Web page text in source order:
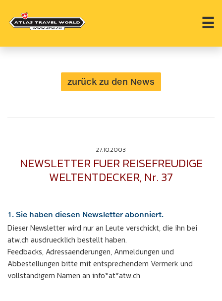
☰
zurück zu den News
27.10.2003
NEWSLETTER FUER REISEFREUDIGE
WELTENTDECKER, Nr. 37
1. Sie haben diesen Newsletter abonniert.
Dieser Newsletter wird nur an Leute verschickt, die ihn bei
atw.ch ausdruecklich bestellt haben.
Feedbacks, Adressaenderungen, Anmeldungen und
Abbestellungen bitte mit entsprechendem Vermerk und
vollständigem Namen an info*at*atw.ch